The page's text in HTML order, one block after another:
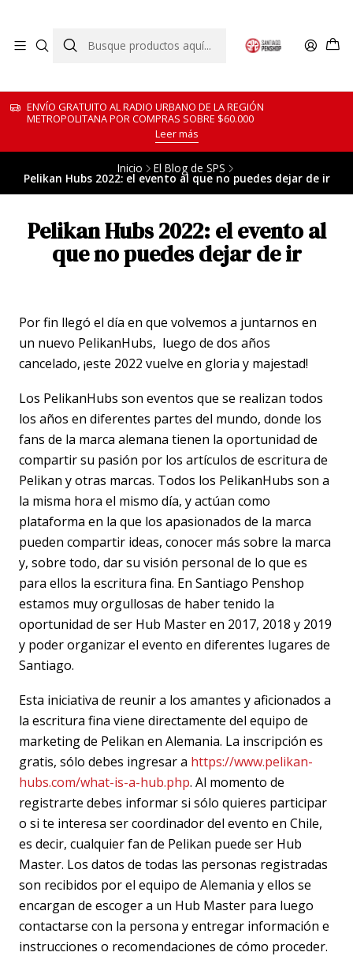
ENVÍO GRATUITO AL RADIO URBANO DE LA REGIÓN
METROPOLITANA POR COMPRAS SOBRE $60.000
Leer más
Inicio El Blog de SPS
Pelikan Hubs 2022: el evento al que no puedes dejar de ir
Pelikan Hubs 2022: el evento al
que no puedes dejar de ir
Por fin llegó el día en que volvemos a juntarnos en
un nuevo PelikanHubs, luego de dos años
cancelado, ¡este 2022 vuelve en gloria y majestad!
Los PelikanHubs son eventos que se realizan todos
los años en diferentes partes del mundo, donde los
fans de la marca alemana tienen la oportunidad de
compartir su pasión por los artículos de escritura de
Pelikan y otras marcas. Todos los PelikanHubs son a
la misma hora el mismo día, y actúan como
plataforma en la que los apasionados de la marca
pueden compartir ideas, conocer más sobre la marca
y, sobre todo, dar su visión personal de lo que es
para ellos la escritura fina. En Santiago Penshop
estamos muy orgullosas de haber tenido la
oportunidad de ser Hub Master en 2017, 2018 y 2019
y poder organizar el evento en diferentes lugares de
Santiago.
Esta iniciativa de reunir a los amantes y aficionados a
la escritura fina viene directamente del equipo de
marketing de Pelikan en Alemania. La inscripción es
gratis, sólo debes ingresar a https://www.pelikan-
hubs.com/what-is-a-hub.php. Al momento de
registrarte debes informar si sólo quieres participar
o si te interesa ser coordinador del evento en Chile,
es decir, cualquier fan de Pelikan puede ser Hub
Master. Los datos de todas las personas registradas
son recibidos por el equipo de Alemania y ellos se
encargan de escoger a un Hub Master para luego
contactarse con la persona y entregar información e
instrucciones o recomendaciones de cómo proceder.